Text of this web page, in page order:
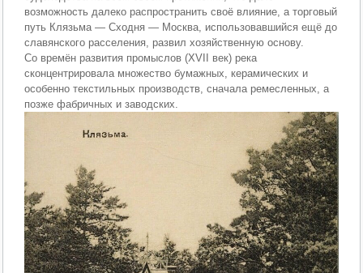
возможность далеко распространить своё влияние, а торговый
путь Клязьма — Сходня — Москва, использовавшийся ещё до
славянского расселения, развил хозяйственную основу.
Со времён развития промыслов (XVII век) река
сконцентрировала множество бумажных, керамических и
особенно текстильных производств, сначала ремесленных, а
позже фабричных и заводских.